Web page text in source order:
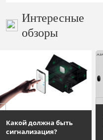
Интересные
обзоры
Какой должна быть
сигнализация?